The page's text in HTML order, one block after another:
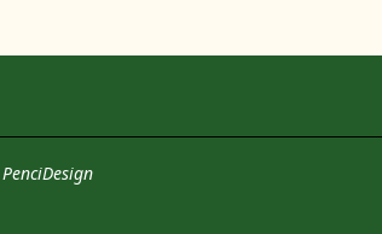
PenciDesign